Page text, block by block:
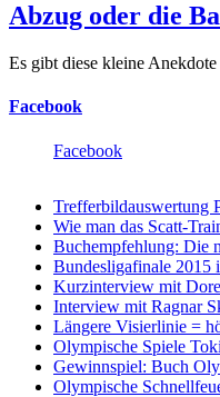
Abzug oder die
Es gibt diese kleine
Facebook
Facebook
Trefferbildauswertung
Wie man das Scatt-
Buchempfehlung: Die
Bundesligafinale 2015
Kurzinterview mit
Interview mit Ragnar
Längere Visierlinie =
Olympische Spiele
Gewinnspiel: Buch
Olympische